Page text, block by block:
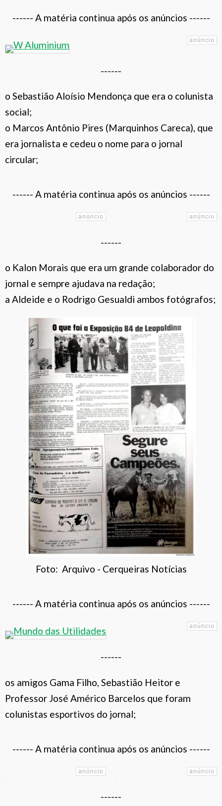
------ A matéria continua após os anúncios ------
------
o Sebastião Aloísio Mendonça que era o colunista
social;
o Marcos Antônio Pires (Marquinhos Careca), que
era jornalista e cedeu o nome para o jornal
circular;
------ A matéria continua após os anúncios ------
------
o Kalon Morais que era um grande colaborador do
jornal e sempre ajudava na redação;
a Aldeide e o Rodrigo Gesualdi ambos fotógrafos;
Foto: Arquivo - Cerqueiras Notícias
------ A matéria continua após os anúncios ------
------
os amigos Gama Filho, Sebastião Heitor e
Professor José Américo Barcelos que foram
colunistas esportivos do jornal;
------ A matéria continua após os anúncios ------
------